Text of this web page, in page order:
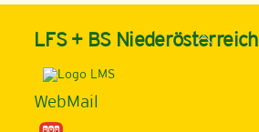
Back
To
LFS + BS Niederösterreich
WebMail